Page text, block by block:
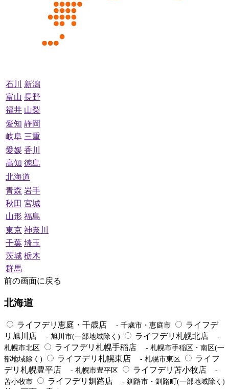
石川
新潟
富山 長野
福井 山梨
愛知 静岡
岐阜 三重
愛媛 香川
高知 徳島
北海道
青森 岩手
秋田 宮城
山形 福島
東京 神奈川
千葉 埼玉
茨城 栃木
群馬
前の画面に戻る
北海道
ライフデリ恵庭・千歳店 - 千歳市・恵庭市
ライフデ
リ旭川店
- 旭川市(一部地域除く) ライフデリ札幌北店
-
札幌市北区
ライフデリ札幌手稲店
- 札幌市手稲区・南区(一
部地域除く)
ライフデリ札幌東店 - 札幌市東区
ライフ
デリ札幌豊平店
- 札幌市豊平区 ライフデリ苫小牧店
-
苫小牧市
ライフデリ釧路店 - 釧路市・釧路町(一部地域除く)